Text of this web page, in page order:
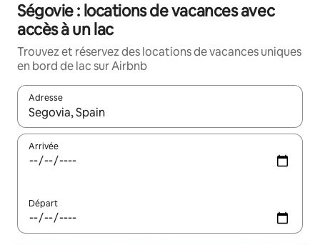
Ségovie : locations de vacances avec
accès à un lac
Trouvez et réservez des locations de vacances uniques
en bord de lac sur Airbnb
Adresse
Lorsque les résultats s'affichent, utilisez les flèches vers le
Arrivée
Départ